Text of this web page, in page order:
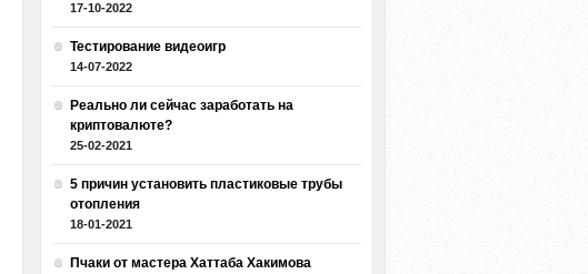
17-10-2022
Тестирование видеоигр
14-07-2022
Реально ли сейчас заработать на
криптовалюте?
25-02-2021
5 причин установить пластиковые трубы
отопления
18-01-2021
Пчаки от мастера Хаттаба Хакимова